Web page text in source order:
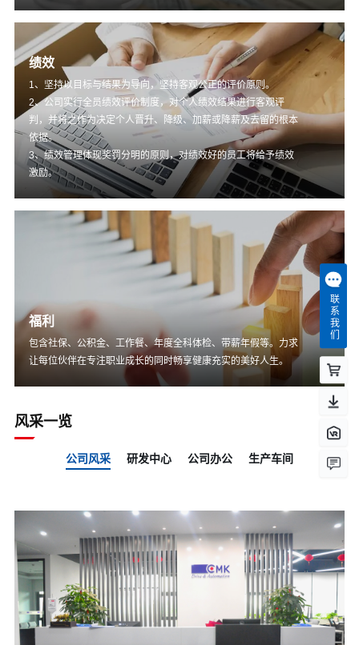
绩效
1、坚持以目标与结果为导向，坚持客观公正的评价原则。
2、公司实行全员绩效评价制度，对个人绩效结果进行客观评
判，并将之作为决定个人晋升、降级、加薪或降薪及去留的根本
依据。
3、绩效管理体现奖罚分明的原则，对绩效好的员工将给予绩效
激励。
福利
包含社保、公积金、工作餐、年度全科体检、带薪年假等。力求
让每位伙伴在专注职业成长的同时畅享健康充实的美好人生。
风采一览
公司风采 研发中心 公司办公 生产车间
联系我们